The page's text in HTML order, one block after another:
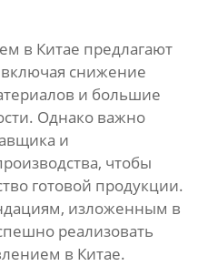
в Китае предлагают
снижение
и большие
Однако важно
и
чтобы
готовой продукции.
изложенным в
реализовать
в Китае.